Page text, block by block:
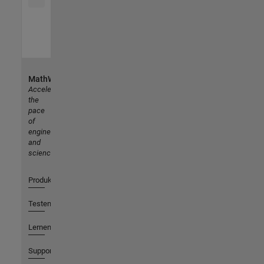
MathWorks
Accelerating
the
pace
of
engineering
and
science
Produkte
Testen oder Kaufen
Lernen
Support